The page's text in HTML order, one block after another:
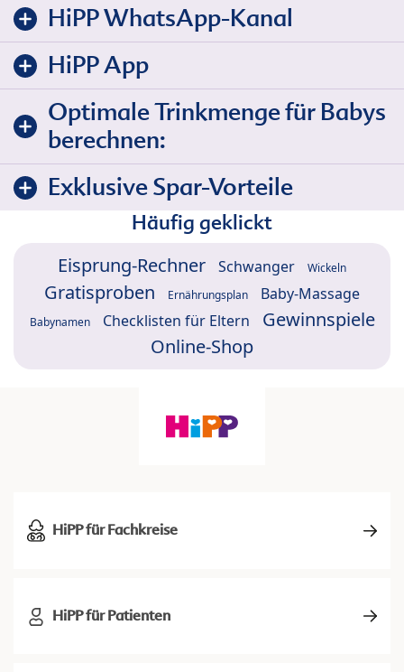
HiPP WhatsApp-Kanal
HiPP App
Optimale Trinkmenge für Babys
berechnen:
Exklusive Spar-Vorteile
Häufig geklickt
Eisprung-Rechner Schwanger Wickeln
Gratisproben Ernährungsplan Baby-Massage
Babynamen Checklisten für Eltern
Gewinnspiele
Online-Shop
HiPP für Fachkreise
HiPP für Patienten